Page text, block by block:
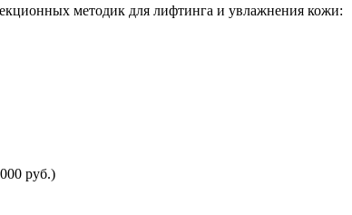
методик для лифтинга и увлажнения кожи:
руб.)